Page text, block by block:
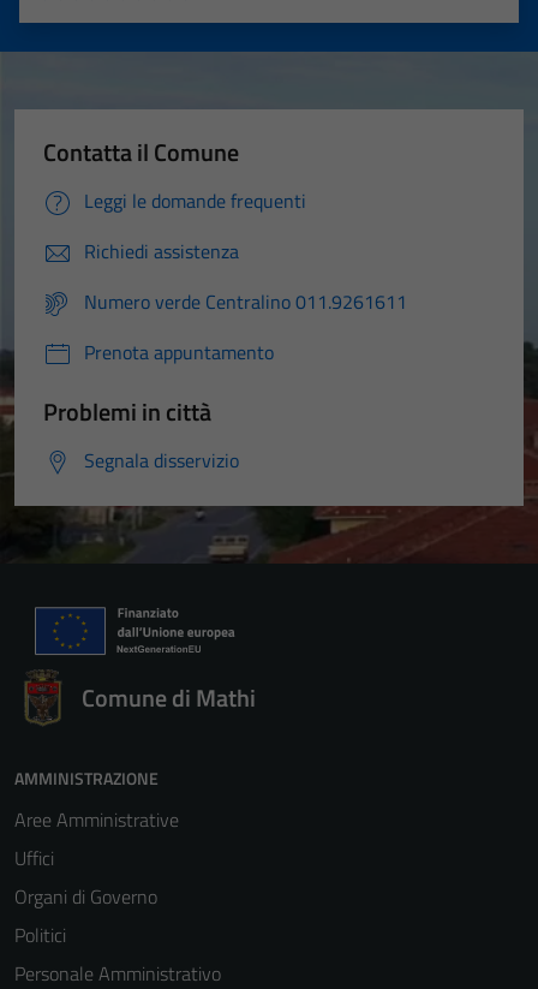
Valuta 5 stelle su 5
Valuta 4 stelle su 5
Valuta 3 stelle su 5
Valuta 2 stelle su 5
Valuta 1 stelle su 5
Contatta il Comune
Leggi le domande frequenti
Richiedi assistenza
Numero verde Centralino 011.9261611
Prenota appuntamento
Problemi in città
Segnala disservizio
Comune di Mathi
AMMINISTRAZIONE
Aree Amministrative
Uffici
Organi di Governo
Politici
Personale Amministrativo